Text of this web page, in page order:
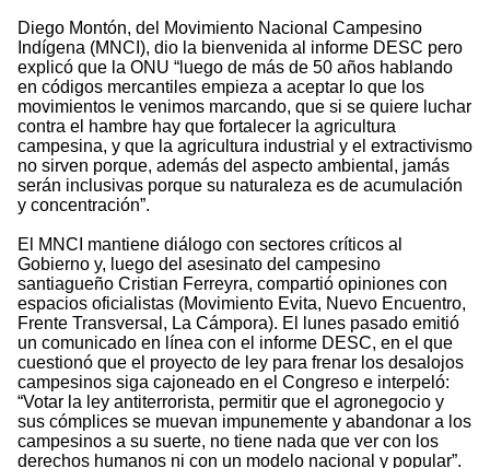
Diego Montón, del Movimiento Nacional Campesino
Indígena (MNCI), dio la bienvenida al informe DESC pero
explicó que la ONU “luego de más de 50 años hablando
en códigos mercantiles empieza a aceptar lo que los
movimientos le venimos marcando, que si se quiere luchar
contra el hambre hay que fortalecer la agricultura
campesina, y que la agricultura industrial y el extractivismo
no sirven porque, además del aspecto ambiental, jamás
serán inclusivas porque su naturaleza es de acumulación
y concentración”.
El MNCI mantiene diálogo con sectores críticos al
Gobierno y, luego del asesinato del campesino
santiagueño Cristian Ferreyra, compartió opiniones con
espacios oficialistas (Movimiento Evita, Nuevo Encuentro,
Frente Transversal, La Cámpora). El lunes pasado emitió
un comunicado en línea con el informe DESC, en el que
cuestionó que el proyecto de ley para frenar los desalojos
campesinos siga cajoneado en el Congreso e interpeló:
“Votar la ley antiterrorista, permitir que el agronegocio y
sus cómplices se muevan impunemente y abandonar a los
campesinos a su suerte, no tiene nada que ver con los
derechos humanos ni con un modelo nacional y popular”.